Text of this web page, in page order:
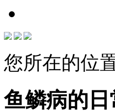
您所在的位
鱼鳞病的